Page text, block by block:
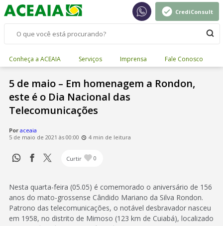
CrediConsult
Conheça a ACEAIA Serviços Imprensa Fale Conosco
5 de maio – Em homenagem a Rondon,
este é o Dia Nacional das
Telecomunicações
Por aceaia
5 de maio de 2021 às 00:00
4 min de leitura
Curtir 0
Nesta quarta-feira (05.05) é comemorado o aniversário de 156
anos do mato-grossense Cândido Mariano da Silva Rondon.
Patrono das telecomunicações, o notável desbravador nasceu
em 1958, no distrito de Mimoso (123 km de Cuiabá), localizado